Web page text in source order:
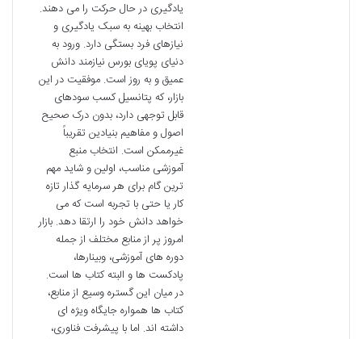
یادگیری در حال حرکت را می دهند.
انتخاب بهینه به سبک یادگیری و
نیازهای فرد بستگی دارد. ورود به
دنیای پویای بورس نیازمند دانش
عمیق و به روز است. موفقیت در این
بازار، که پتانسیل کسب سودهای
قابل توجهی دارد، بدون درک صحیح
اصول و مفاهیم بنیادین تقریباً
غیرممکن است. انتخاب منبع
آموزشی مناسب، اولین و شاید مهم
ترین گام برای هر سرمایه گذار تازه
کار یا حتی با تجربه است که می
خواهد دانش خود را ارتقا دهد. بازار
امروز پر از منابع مختلف از جمله
دوره های آموزشی، وبینارها،
پادکست ها و البته کتاب ها است.
در میان این گستره وسیع از منابع،
کتاب ها همواره جایگاه ویژه ای
داشته اند. اما با پیشرفت فناوری،